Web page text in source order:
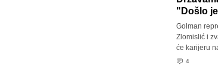
"Došlo
Golman
Zlomislić i
će karijeru
4